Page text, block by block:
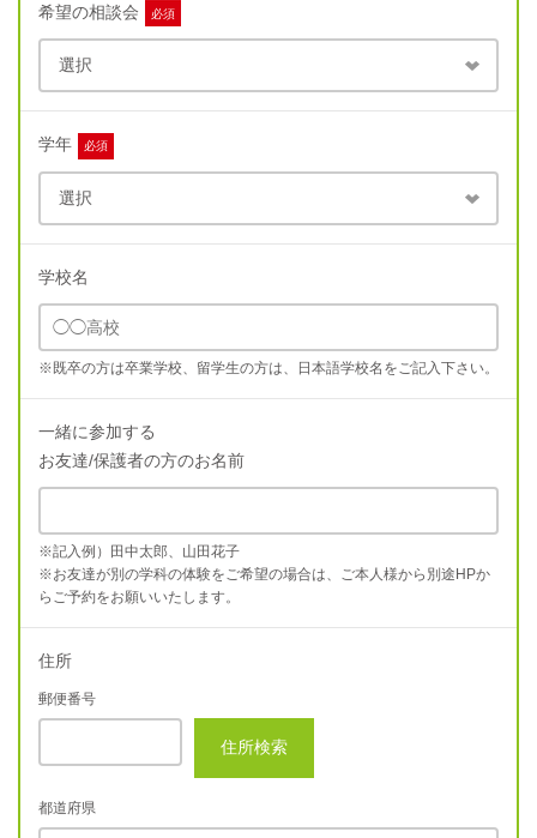
希望の相談会 必須
学年 必須
学校名
※既卒の方は卒業学校、留学生の方は、日本語学校名をご記入下さい。
一緒に参加する
お友達/保護者の方のお名前
※記入例）田中太郎、山田花子
※お友達が別の学科の体験をご希望の場合は、ご本人様から別途HPか
らご予約をお願いいたします。
住所
郵便番号
住所検索
都道府県